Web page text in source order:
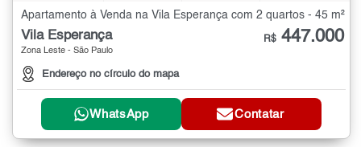
Apartamento à Venda na Vila Esperança com 2 quartos - 45 m²
Vila Esperança
Zona Leste - São Paulo
Endereço no círculo do mapa
R$ 447.000
WhatsApp Contatar